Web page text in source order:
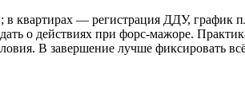
квартирах — регистрация ДДУ, график
о действиях при форс‑мажоре.
В завершение лучше фиксировать